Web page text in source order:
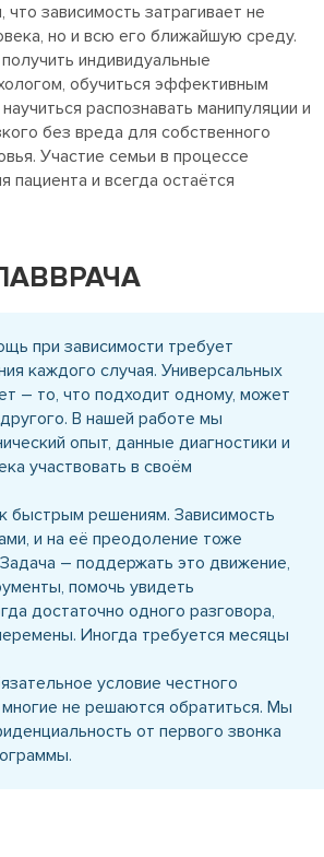
зависимость затрагивает не
но и всю его ближайшую среду.
индивидуальные
обучиться эффективным
распознавать манипуляции и
без вреда для собственного
Участие семьи в процессе
пациента и всегда остаётся
при зависимости требует
каждого случая. Универсальных
– то, что подходит одному, может
В нашей работе мы
опыт, данные диагностики и
участвовать в своём
быстрым решениям. Зависимость
и на её преодоление тоже
– поддержать это движение,
помочь увидеть
достаточно одного разговора,
Иногда требуется месяцы
условие честного
не решаются обратиться. Мы
от первого звонка